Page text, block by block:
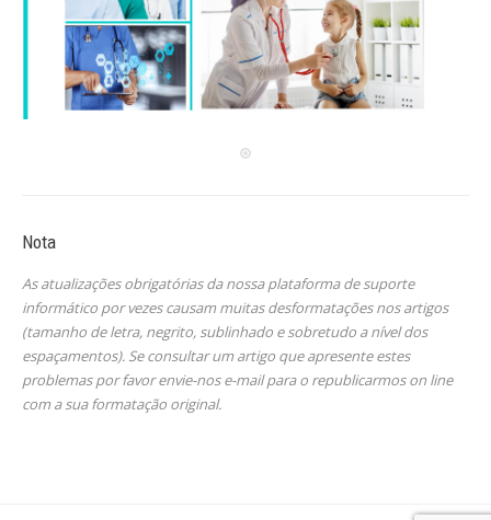
Nota
As atualizações obrigatórias da nossa plataforma de suporte
informático por vezes causam muitas desformatações nos artigos
(tamanho de letra, negrito, sublinhado e sobretudo a nível dos
espaçamentos). Se consultar um artigo que apresente estes
problemas por favor envie-nos e-mail para o republicarmos on line
com a sua formatação original.